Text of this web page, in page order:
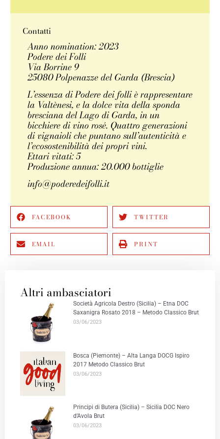
Contatti
Anno nomination: 2023
Podere dei Folli
Via Borrine 9
25080 Polpenazze del Garda (Brescia)
L’essenza di Podere dei folli è rappresentare
la Valtènesi, e la dolce vita della sponda
bresciana del Lago di Garda, in un
bicchiere di vino rosé. Quattro generazioni
di vignaioli che puntano sull’autenticità e
l’ecosostenibilità dei propri vini.
Ettari vitati: 5
Produzione annua: 20.000 bottiglie
info@poderedeifolli.it
FACEBOOK TWITTER
EMAIL PRINT
Altri ambasciatori
Società Agricola Destro (Sicilia) – Etna DOC
Saxanigra Rosato 2018 – Metodo Classico Brut
03/06/2023
Bosca (Piemonte) – Alta Langa DOCG Ispiro
2017 Metodo Classico Brut
03/06/2023
Principi di Butera (Sicilia) – Sicilia DOC Nero
d’Avola Brut
03/06/2023